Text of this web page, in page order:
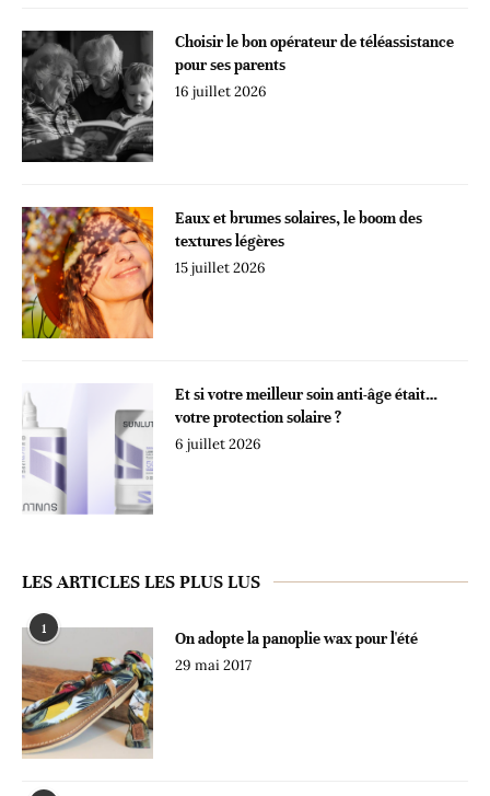
Choisir le bon opérateur de téléassistance
pour ses parents
16 juillet 2026
Eaux et brumes solaires, le boom des
textures légères
15 juillet 2026
Et si votre meilleur soin anti-âge était…
votre protection solaire ?
6 juillet 2026
LES ARTICLES LES PLUS LUS
1
On adopte la panoplie wax pour l'été
29 mai 2017